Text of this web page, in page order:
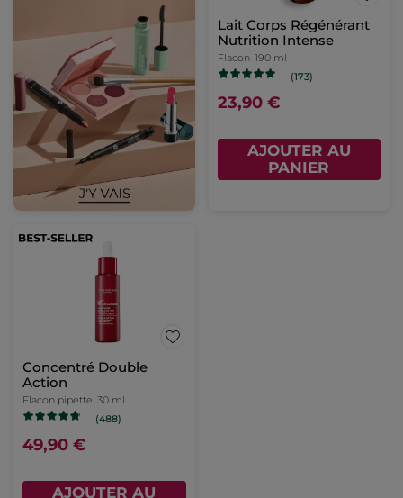
Lait Corps Régénérant
Nutrition Intense
Flacon 190 ml
(173)
23,90 €
AJOUTER AU
PANIER
Concentré Double
Action
Flacon pipette 30 ml
(488)
49,90 €
AJOUTER AU